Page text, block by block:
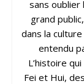
sans oublier
grand
dans la
entendu
L’histoire
Fei et Hui,